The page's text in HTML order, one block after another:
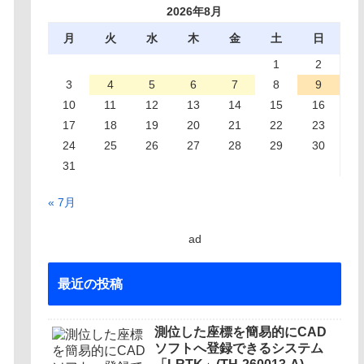
2026年8月
月 火 水 木 金 土
日
1
2
3
4 5 6 7 8
9
10
11 12 13 14 15
16
17
18 19 20 21 22
23
24
25 26 27 28 29
30
31
« 7月
ad
最近の投稿
測位した座標を簡易的にCAD
ソフトへ登録できるシステム